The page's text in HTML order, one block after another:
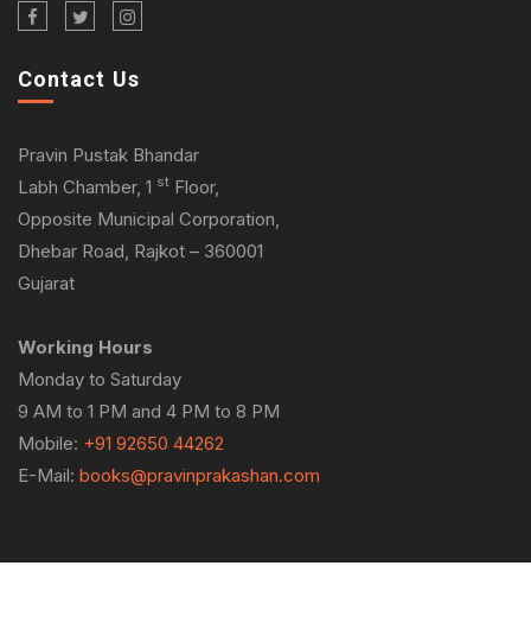
Contact Us
Pravin Pustak Bhandar
Labh Chamber, 1 st Floor,
Opposite Municipal Corporation,
Dhebar Road, Rajkot – 360001
Gujarat
Working Hours
Monday to Saturday
9 AM to 1 PM and 4 PM to 8 PM
Mobile: +91 92650 44262
E-Mail: books@pravinprakashan.com